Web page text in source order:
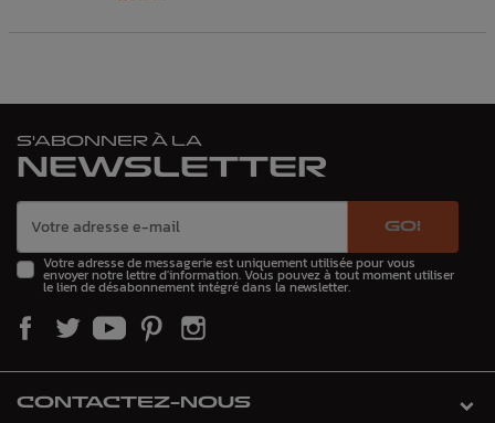
S'ABONNER À LA
NEWSLETTER
GO!
Votre adresse de messagerie est uniquement utilisée pour vous
envoyer notre lettre d'information. Vous pouvez à tout moment utiliser
le lien de désabonnement intégré dans la newsletter.
CONTACTEZ-NOUS